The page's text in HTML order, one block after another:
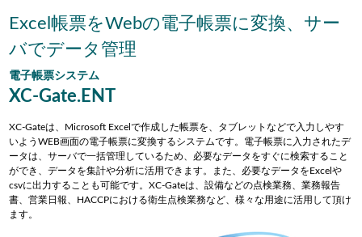
Excel帳票をWebの電子帳票に変換、サー
バでデータ管理
電子帳票システム
XC-Gate.ENT
XC-Gateは、Microsoft Excelで作成した帳票を、タブレットなどで入力しやす
いようWEB画面の電子帳票に変換するシステムです。電子帳票に入力されたデ
ータは、サーバで一括管理しているため、必要なデータをすぐに検索すること
ができ、データを集計や分析に活用できます。また、必要なデータをExcelや
csvに出力することも可能です。XC-Gateは、設備などの点検業務、業務報告
書、営業日報、HACCPにおける衛生点検業務など、様々な用途に活用して頂け
ます。